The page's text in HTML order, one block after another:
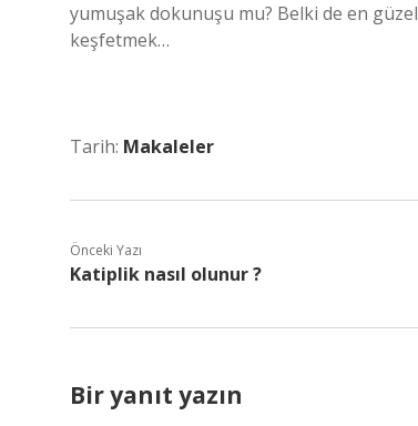
yumuşak dokunuşu mu? Belki de en
keşfetmek…
Tarih: Makaleler
Önceki Yazı
Katiplik nasıl olunur ?
Bir yanıt yazın